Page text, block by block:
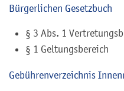
Bürgerlichen Gesetzbuch
§ 3 Abs. 1
§ 1 Geltungsbereich
Gebührenverzeichnis